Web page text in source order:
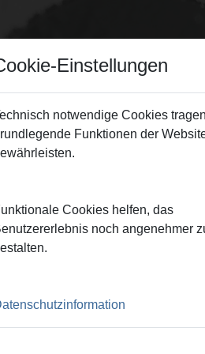
Produktion – Garant für die
vor Ort. |REMS - Partner des
Förderung des gemeinsamen
–
eigenen Produktionswerke
Einstellungen
notwendige Cookies
Funktionen der
Cookies helfen, das
noch angenehmer